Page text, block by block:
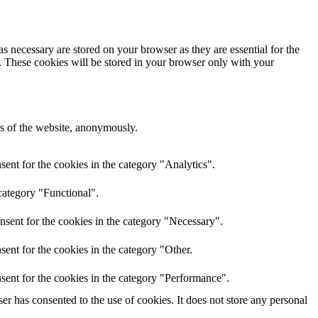
are stored on your browser as they are essential for the
These cookies will be stored in your browser only with your
of the website, anonymously.
for the cookies in the category "Analytics".
"Functional".
for the cookies in the category "Necessary".
for the cookies in the category "Other.
for the cookies in the category "Performance".
has consented to the use of cookies. It does not store any personal